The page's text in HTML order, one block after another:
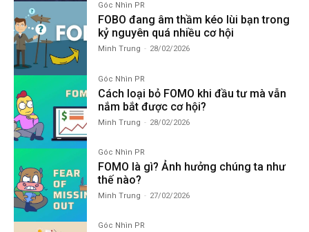
Góc Nhìn PR
FOBO đang âm thầm kéo lùi bạn trong
kỷ nguyên quá nhiều cơ hội
Minh Trung - 28/02/2026
Góc Nhìn PR
Cách loại bỏ FOMO khi đầu tư mà vẫn
nắm bắt được cơ hội?
Minh Trung - 28/02/2026
Góc Nhìn PR
FOMO là gì? Ảnh hưởng chúng ta như
thế nào?
Minh Trung - 27/02/2026
Góc Nhìn PR